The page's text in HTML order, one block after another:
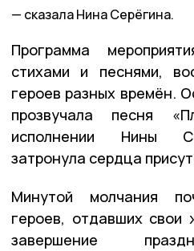
сказала Нина Серёгина.
Программа
стихами и песнями,
героев разных времён.
прозвучала песня
исполнении Нины
затронула сердца
Минутой молчания
героев, отдавших свои
завершение